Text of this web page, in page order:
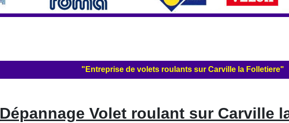
"Entreprise de volets roulants sur Carville la Folletiere"
Dépannage Volet roulant sur Carville